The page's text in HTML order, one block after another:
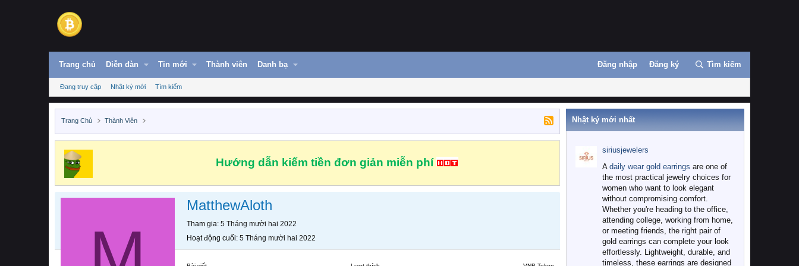
Trang chủ Diễn đàn Tin mới Thành viên Danh bạ Đăng nhập Đăng ký Tìm kiếm
Đang truy cập Nhật ký mới Tìm kiếm
Trang Chủ Thành Viên
Hướng dẫn kiếm tiền đơn giản miễn phí
MatthewAloth
Tham gia 5 Tháng mười hai 2022
Hoạt động cuối 5 Tháng mười hai 2022
Nhật ký mới nhất
siriusjewelers
A daily wear gold earrings are one of
the most practical jewelry choices for
women who want to look elegant
without compromising comfort.
Whether you're heading to the office,
attending college, working from home,
or meeting friends, the right pair of
gold earrings can complete your look
effortlessly. Lightweight, durable, and
timeless, these earrings are designed